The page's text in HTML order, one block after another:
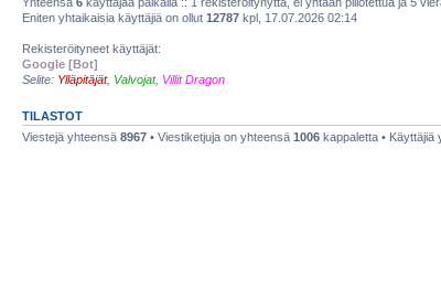
Eniten yhtaikaisia käyttäjiä on ollut 12787 kpl, 17.07.2026 02:14
Rekisteröityneet käyttäjät:
Google [Bot]
Selite: Ylläpitäjät, Valvojat, Villit Dragon
TILASTOT
Viestejä yhteensä 8967 • Viestiketjuja on yhteensä 1006 kappaletta • Käyttäjiä